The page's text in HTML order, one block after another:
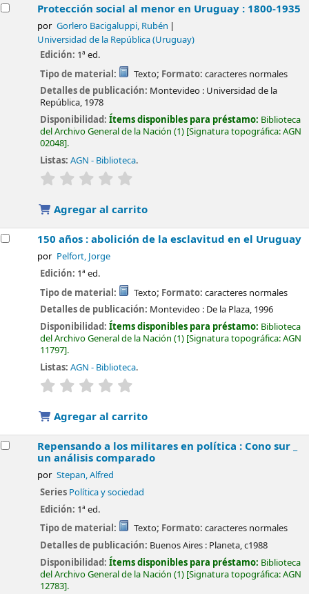
Protección social al menor en Uruguay : 1800-1935
por Gorlero Bacigaluppi, Rubén
Universidad de la República (Uruguay)
Edición: 1ª ed.
Tipo de material:
Texto; Formato: caracteres normales
Detalles de publicación: Montevideo : Universidad de la
República, 1978
Disponibilidad:Ítems disponibles para préstamo: Biblioteca
del Archivo General de la Nación (1) Signatura topográfica:AGN
02048 .
Listas: AGN - Biblioteca.
valoración
Agregar al carrito
150 años : abolición de la esclavitud en el Uruguay
por Pelfort, Jorge
Edición: 1ª ed.
Tipo de material:
Texto; Formato: caracteres normales
Detalles de publicación: Montevideo : De la Plaza, 1996
Disponibilidad:Ítems disponibles para préstamo: Biblioteca
del Archivo General de la Nación (1) Signatura topográfica:AGN
11797 .
Listas: AGN - Biblioteca.
valoración
Agregar al carrito
Repensando a los militares en política : Cono sur _
un análisis comparado
por Stepan, Alfred
Series Política y sociedad
Edición: 1ª ed.
Tipo de material:
Texto; Formato: caracteres normales
Detalles de publicación: Buenos Aires : Planeta,c1988
Disponibilidad:Ítems disponibles para préstamo: Biblioteca
del Archivo General de la Nación (1) Signatura topográfica:AGN
12783 .